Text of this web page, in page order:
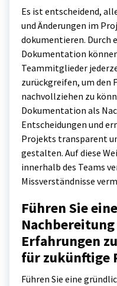
Es ist entscheidend,
und Änderungen im
dokumentieren. Durch
Dokumentation
Teammitglieder
zurückgreifen, um
nachvollziehen zu
Dokumentation als
Entscheidungen und
Projekts transparent
gestalten. Auf diese
innerhalb des Teams
Missverständnisse
Führen Sie
Erfahrungen
für zukünftige
Führen Sie eine